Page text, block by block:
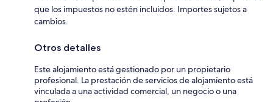
que los impuestos no estén incluidos. Importes sujetos a
cambios.
Otros detalles
Este alojamiento está gestionado por un propietario
profesional. La prestación de servicios de alojamiento está
vinculada a una actividad comercial, un negocio o una